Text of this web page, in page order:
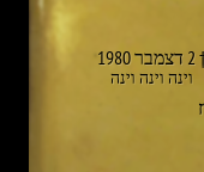
1980
וינה וינה וינה